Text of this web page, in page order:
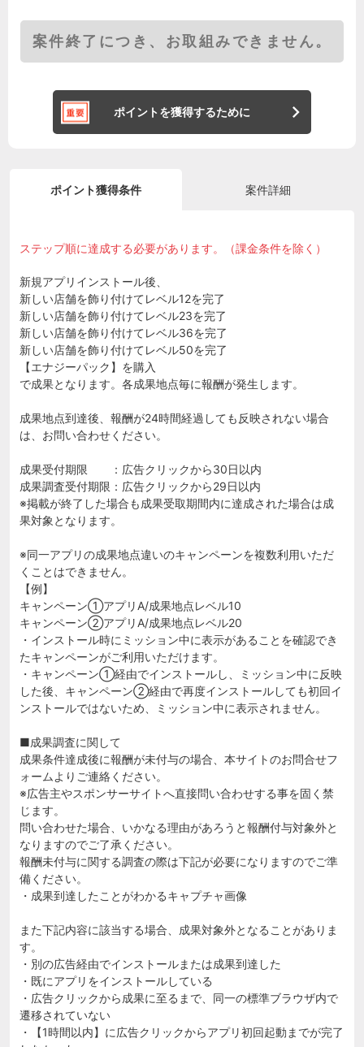
案件終了につき、お取組みできません。
ポイントを獲得するために
ポイント獲得条件 案件詳細
ステップ順に達成する必要があります。（課金条件を除く）
新規アプリインストール後、
新しい店舗を飾り付けてレベル12を完了
新しい店舗を飾り付けてレベル23を完了
新しい店舗を飾り付けてレベル36を完了
新しい店舗を飾り付けてレベル50を完了
【エナジーパック】を購入
で成果となります。各成果地点毎に報酬が発生します。
成果地点到達後、報酬が24時間経過しても反映されない場合
は、お問い合わせください。
成果受付期限 ：広告クリックから30日以内
成果調査受付期限：広告クリックから29日以内
※掲載が終了した場合も成果受取期間内に達成された場合は成
果対象となります。
※同一アプリの成果地点違いのキャンペーンを複数利用いただ
くことはできません。
【例】
キャンペーン①アプリA/成果地点レベル10
キャンペーン②アプリA/成果地点レベル20
・インストール時にミッション中に表示があることを確認でき
たキャンペーンがご利用いただけます。
・キャンペーン①経由でインストールし、ミッション中に反映
した後、キャンペーン②経由で再度インストールしても初回イ
ンストールではないため、ミッション中に表示されません。
■成果調査に関して
成果条件達成後に報酬が未付与の場合、本サイトのお問合せフ
ォームよりご連絡ください。
※広告主やスポンサーサイトへ直接問い合わせする事を固く禁
じます。
問い合わせた場合、いかなる理由があろうと報酬付与対象外と
なりますのでご了承ください。
報酬未付与に関する調査の際は下記が必要になりますのでご準
備ください。
・成果到達したことがわかるキャプチャ画像
また下記内容に該当する場合、成果対象外となることがありま
す。
・別の広告経由でインストールまたは成果到達した
・既にアプリをインストールしている
・広告クリックから成果に至るまで、同一の標準ブラウザ内で
遷移されていない
・【1時間以内】に広告クリックからアプリ初回起動までが完了